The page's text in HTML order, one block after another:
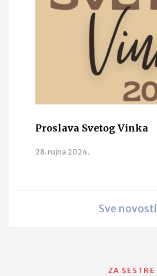
Proslava Svetog Vinka
28. rujna 2024.
Sve novosti
ZA SESTRE